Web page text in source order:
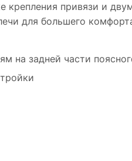
привязи и
для большего
на задней части